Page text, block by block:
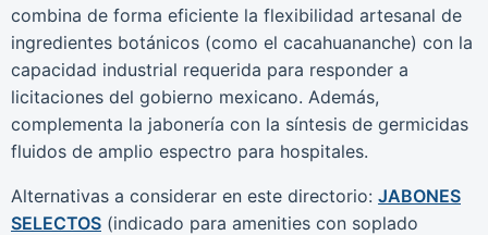
combina de forma eficiente la flexibilidad artesanal de
ingredientes botánicos (como el cacahuananche) con la
capacidad industrial requerida para responder a
licitaciones del gobierno mexicano. Además,
complementa la jabonería con la síntesis de germicidas
fluidos de amplio espectro para hospitales.
Alternativas a considerar en este directorio: JABONES
SELECTOS (indicado para amenities con soplado